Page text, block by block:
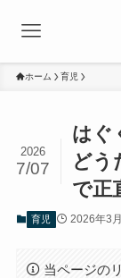
ホーム 育児
はぐ
どう
で正
2026
7/07
育児 2026年3
当ページの